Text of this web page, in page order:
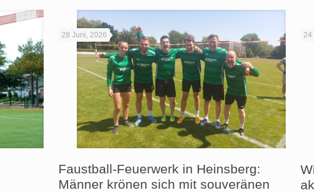
28 Juni, 2026
Faustball-Feuerwerk in Heinsberg:
Männer krönen sich mit souveränen
24